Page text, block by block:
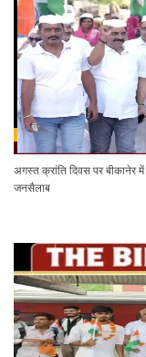
अगस्त क्रांति दिवस पर बीकानेर
जनसैलाब